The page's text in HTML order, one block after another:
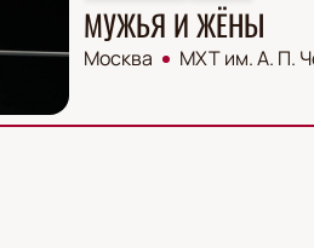
МУЖЬЯ И ЖЁНЫ
Москва МХТ им. А. П.